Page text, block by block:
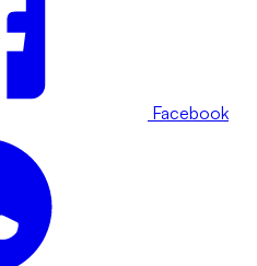
Facebook